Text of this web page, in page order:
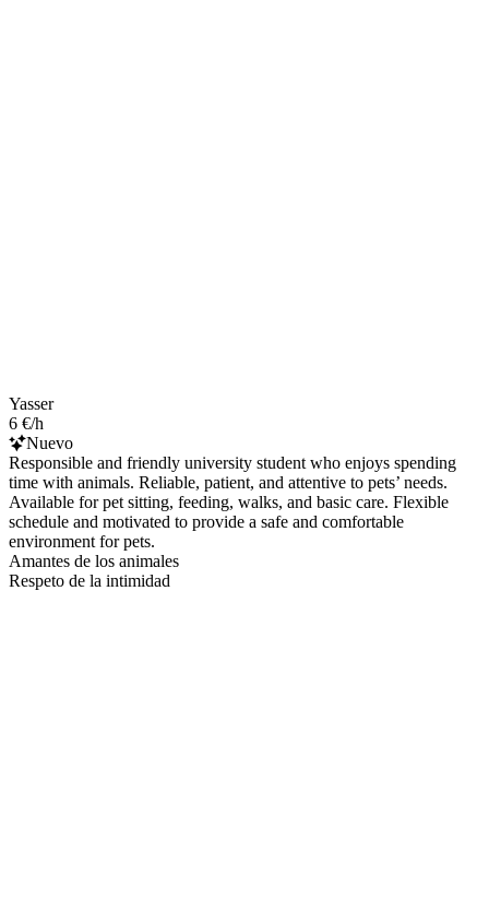
Yasser
6 €/h
Nuevo
Responsible and friendly university student who enjoys spending
time with animals. Reliable, patient, and attentive to pets’ needs.
Available for pet sitting, feeding, walks, and basic care. Flexible
schedule and motivated to provide a safe and comfortable
environment for pets.
Amantes de los animales
Respeto de la intimidad